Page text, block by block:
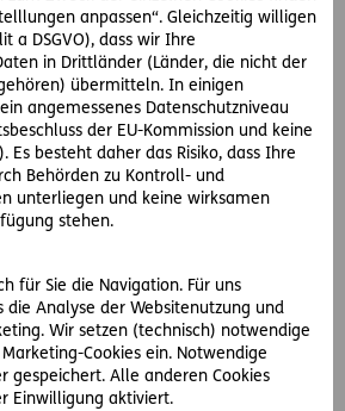
anpassen“. Gleichzeitig willigen
a DSGVO), dass wir Ihre
in Drittländer (Länder, die nicht der
übermitteln. In einigen
angemessenes Datenschutzniveau
der EU-Kommission und keine
Es besteht daher das Risiko, dass Ihre
Behörden zu Kontroll- und
unterliegen und keine wirksamen
stehen.
für Sie die Navigation. Für uns
die Analyse der Websitenutzung und
Wir setzen (technisch) notwendige
Cookies ein. Notwendige
gespeichert. Alle anderen Cookies
Einwilligung aktiviert.
(m/w/d) im Außendienst
(m/w/d) im Außendienst